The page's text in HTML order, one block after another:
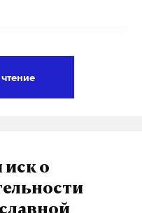
,Дзен
иск о